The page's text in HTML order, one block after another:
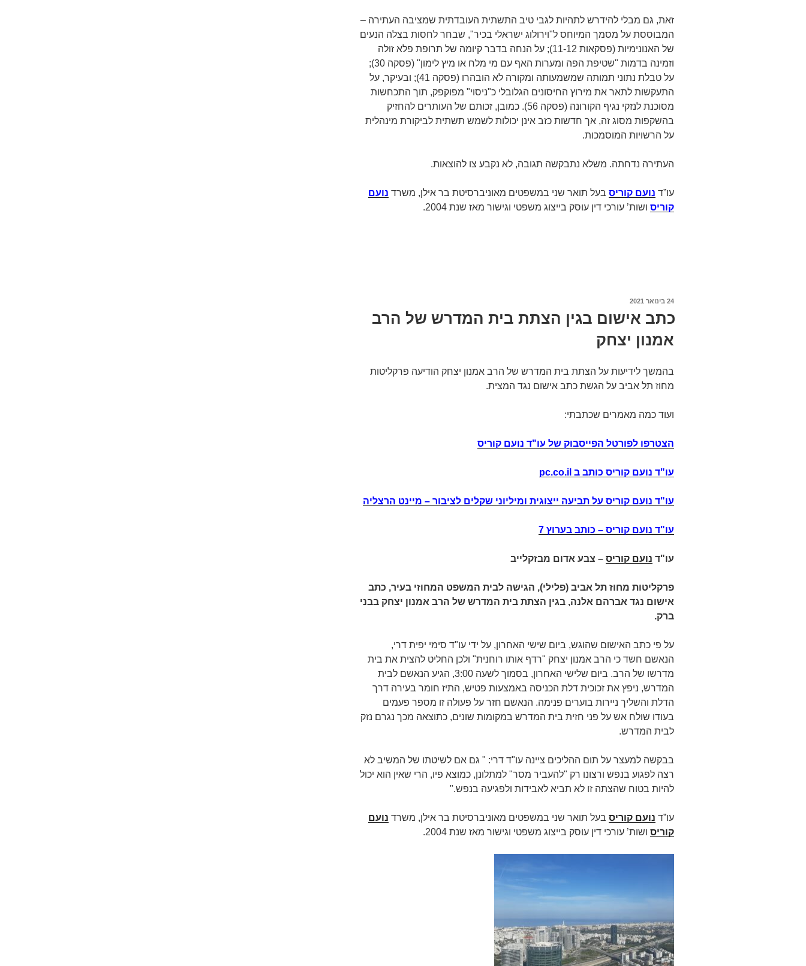
זאת, גם מבלי להידרש לתהיות לגבי טיב התשתית העובדתית שמציבה העתירה –
המבוססת על מסמך המיוחס ל"וירולוג ישראלי בכיר", שבחר לחסות בצלה הנעים
של האנונימיות (פסקאות 11-12); על הנחה בדבר קיומה של תרופת פלא זולה
וזמינה בדמות "שטיפת הפה ומערות האף עם מי מלח או מיץ לימון" (פסקה 30);
על טבלת נתוני תמותה שמשמעותה ומקורה לא הובהרו (פסקה 41); ובעיקר, על
התעקשות לתאר את מירוץ החיסונים הגלובלי כ"ניסוי" מפוקפק, תוך התכחשות
מסוכנת לנזקי נגיף הקורונה (פסקה 56). כמובן, זכותם של העותרים להחזיק
בהשקפות מסוג זה, אך חדשות כזב אינן יכולות לשמש תשתית לביקורת מינהלית
על הרשויות המוסמכות.
העתירה נדחתה. משלא נתבקשה תגובה, לא נקבע צו להוצאות.
עו”ד נועם קוריס בעל תואר שני במשפטים מאוניברסיטת בר אילן, משרד נועם
קוריס ושות’ עורכי דין עוסק בייצוג משפטי וגישור מאז שנת 2004.
פורסם
24 בינואר 2021
כתב אישום בגין הצתת בית המדרש של הרב
אמנון יצחק
בהמשך לידיעות על הצתת בית המדרש של הרב אמנון יצחק הודיעה פרקליטות
מחוז תל אביב על הגשת כתב אישום נגד המצית.
ועוד כמה מאמרים שכתבתי:
הצטרפו לפורטל הפייסבוק של עו"ד נועם קוריס
עו"ד נועם קוריס כותב ב pc.co.il
עו"ד נועם קוריס על תביעה ייצוגית ומיליוני שקלים לציבור – מיינט הרצליה
עו"ד נועם קוריס – כותב בערוץ 7
עו"ד נועם קוריס – צבע אדום מבזקלייב
פרקליטות מחוז תל אביב (פלילי), הגישה לבית המשפט המחוזי בעיר, כתב
אישום נגד אברהם אלנה, בגין הצתת בית המדרש של הרב אמנון יצחק בבני
ברק.
על פי כתב האישום שהוגש, ביום שישי האחרון, על ידי עו"ד סימי יפית דרי,
הנאשם חשד כי הרב אמנון יצחק "רדף אותו רוחנית" ולכן החליט להצית את בית
מדרשו של הרב. ביום שלישי האחרון, בסמוך לשעה 3:00, הגיע הנאשם לבית
המדרש, ניפץ את זכוכית דלת הכניסה באמצעות פטיש, התיז חומר בעירה דרך
הדלת והשליך ניירות בוערים פנימה. הנאשם חזר על פעולה זו מספר פעמים
בעודו שולח אש על פני חזית בית המדרש במקומות שונים, כתוצאה מכך נגרם נזק
לבית המדרש.
בבקשה למעצר על תום ההליכים ציינה עו"ד דרי: " גם אם לשיטתו של המשיב לא
רצה לפגוע בנפש ורצונו רק "להעביר מסר" למתלונן, כמוצא פיו, הרי שאין הוא יכול
להיות בטוח שהצתה זו לא תביא לאבידות ולפגיעה בנפש."
עו”ד נועם קוריס בעל תואר שני במשפטים מאוניברסיטת בר אילן, משרד נועם
קוריס ושות’ עורכי דין עוסק בייצוג משפטי וגישור מאז שנת 2004.